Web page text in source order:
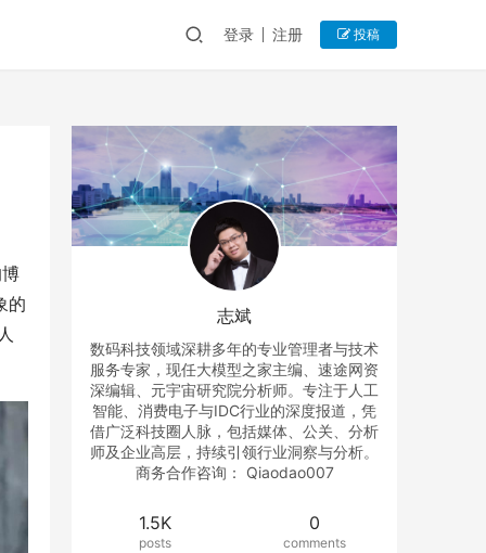
登录 注册 投稿
的
志斌
数码科技领域深耕多年的专业管理者与技术
服务专家，现任大模型之家主编、速途网资
深编辑、元宇宙研究院分析师。专注于人工
智能、消费电子与IDC行业的深度报道，凭
借广泛科技圈人脉，包括媒体、公关、分析
师及企业高层，持续引领行业洞察与分析。
商务合作咨询： Qiaodao007
1.5K
posts
0
comments